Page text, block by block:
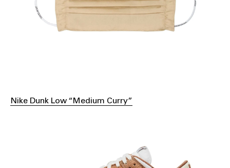
Nike Dunk Low “Medium Curry”